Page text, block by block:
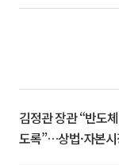
김정관 장관 “반도
도록”…상법·자본